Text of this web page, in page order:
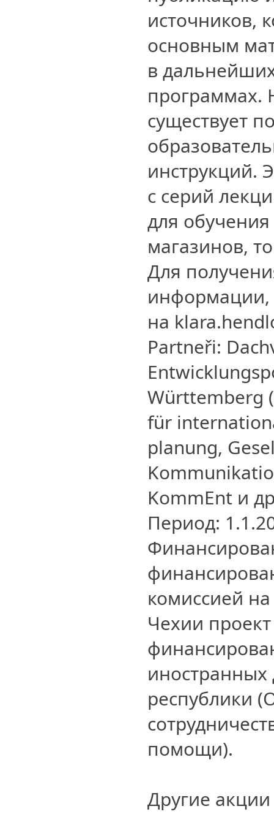
источников,
основным
в
программах.
существует
инструкций.
с серий
для
магазинов,
Для
информации,
на
Partneři:
Württemberg
für
planung,
KommEnt и
Период:
комиссией
Чехии
республики
помощи).
Другие акции